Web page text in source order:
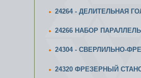
24264 - ДЕЛИТЕЛЬНАЯ
24266 НАБОР
24304 - СВЕРЛИЛЬНО-
24320 ФРЕЗЕРНЫЙ